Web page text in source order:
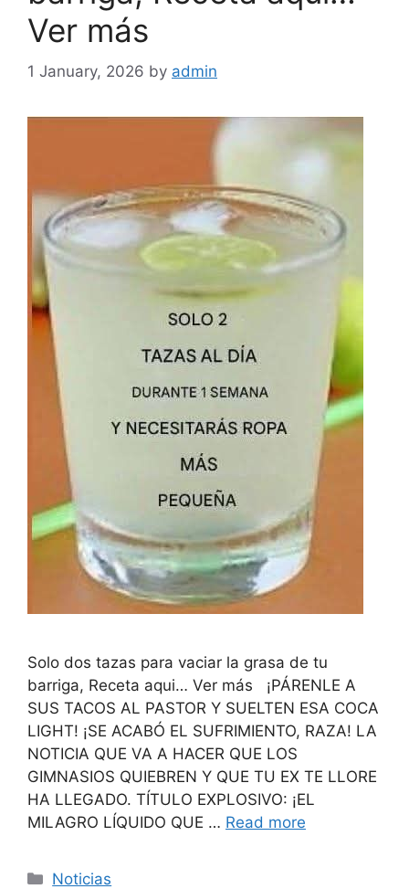
Ver más
1 January, 2026 by admin
Solo dos tazas para vaciar la grasa de tu
barriga, Receta aqui… Ver más ¡PÁRENLE A
SUS TACOS AL PASTOR Y SUELTEN ESA COCA
LIGHT! ¡SE ACABÓ EL SUFRIMIENTO, RAZA! LA
NOTICIA QUE VA A HACER QUE LOS
GIMNASIOS QUIEBREN Y QUE TU EX TE LLORE
HA LLEGADO. TÍTULO EXPLOSIVO: ¡EL
MILAGRO LÍQUIDO QUE … Read more
Categories
Noticias